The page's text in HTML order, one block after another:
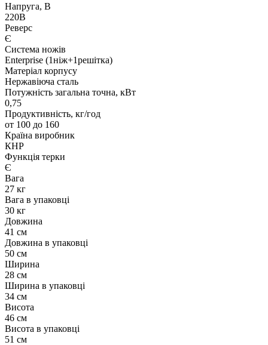
Напруга, В
220В
Реверс
Є
Система ножів
Enterprise (1ніж+1решітка)
Матеріал корпусу
Нержавіюча сталь
Потужність загальна точна, кВт
0,75
Продуктивність, кг/год
от 100 до 160
Країна виробник
КНР
Функція терки
Є
Вага
27 кг
Вага в упаковці
30 кг
Довжина
41 см
Довжина в упаковці
50 см
Ширина
28 см
Ширина в упаковці
34 см
Висота
46 см
Висота в упаковці
51 см